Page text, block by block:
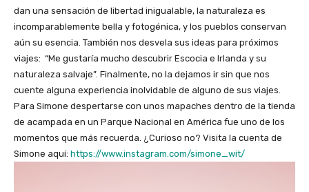
dan una sensación de libertad inigualable, la naturaleza es
incomparablemente bella y fotogénica, y los pueblos conservan
aún su esencia. También nos desvela sus ideas para próximos
viajes: “Me gustaría mucho descubrir Escocia e Irlanda y su
naturaleza salvaje”. Finalmente, no la dejamos ir sin que nos
cuente alguna experiencia inolvidable de alguno de sus viajes.
Para Simone despertarse con unos mapaches dentro de la tienda
de acampada en un Parque Nacional en América fue uno de los
momentos que más recuerda. ¿Curioso no? Visita la cuenta de
Simone aquí: https://www.instagram.com/simone_wit/